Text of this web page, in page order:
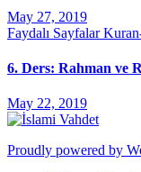
May 27, 2019
Faydalı Sayfalar
6. Ders: Rahman ve
May 22, 2019
Proudly powered by